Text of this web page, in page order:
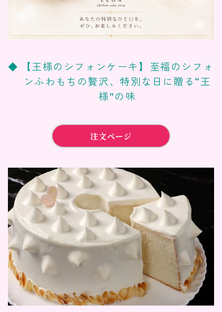
【王様のシフォンケーキ】至福のシフォ
ンふわもちの贅沢、特別な日に贈る“王
様”の味
注文ページ